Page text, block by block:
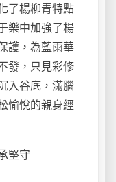
了楊柳青特點
樂中加強了楊
護，為藍雨華
發，只見彩修
入谷底，滿腦
愉悅的親身經
堅守